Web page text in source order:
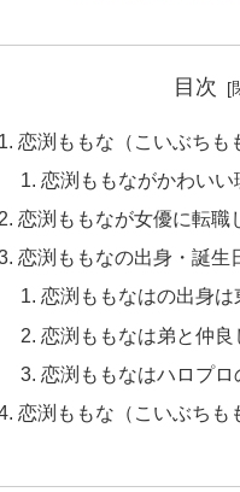
目次
恋渕ももな（こいぶちも
恋渕ももながかわいい
恋渕ももなが女優に転職
恋渕ももなの出身・誕生
恋渕ももなはの出身は
恋渕ももなは弟と仲良
恋渕ももなはハロプロ
恋渕ももな（こいぶちも